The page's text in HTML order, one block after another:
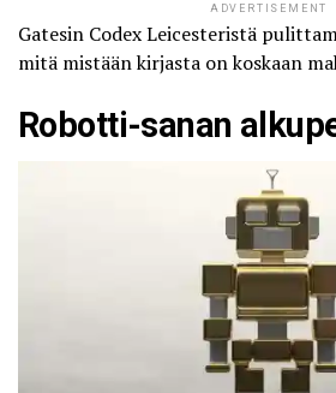
ADVERTISEMENT
Gatesin Codex Leicesteristä
mitä mistään kirjasta on koskaan
Robotti-sanan